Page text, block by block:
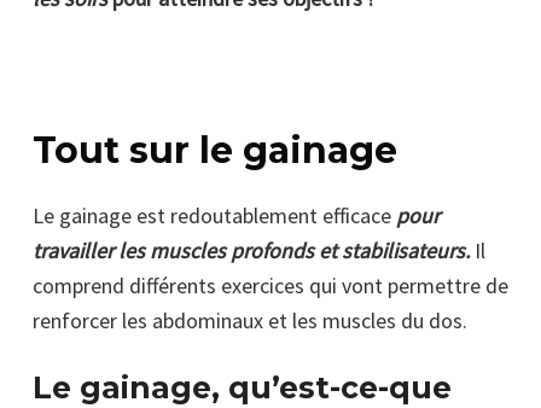
Tout sur le gainage
Le gainage est redoutablement efficace pour
travailler les muscles profonds et stabilisateurs. Il
comprend différents exercices qui vont permettre de
renforcer les abdominaux et les muscles du dos.
Le gainage, qu’est-ce-que